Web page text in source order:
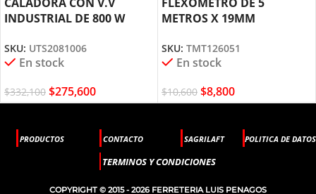
INDUSTRIAL DE 800 W
SKU: UTS2081006
En stock
$332,100 $275,600
METROS X 19MM
SKU: TMT126051
En stock
$10,600 $8,800
PRODUCTOS CONTACTO SAGRILAFT POLITICA DE DATOS
TERMINOS Y CONDICIONES
COPYRIGHT © 2015 - 2026 FERRETERIA LUIS PENAGOS